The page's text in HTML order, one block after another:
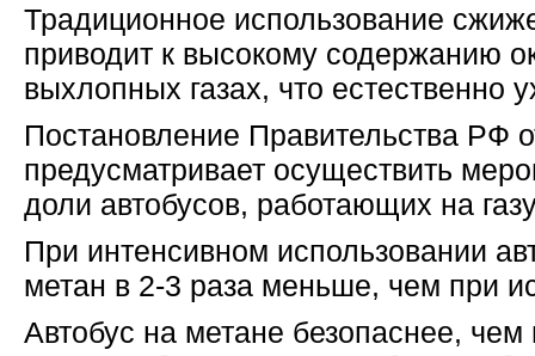
Традиционное использование
приводит к высокому содержанию
выхлопных газах, что естественно
Постановление Правительства РФ
предусматривает осуществить
доли автобусов, работающих на
При интенсивном использовании
метан в 2-3 раза меньше, чем при
Автобус на метане безопаснее,